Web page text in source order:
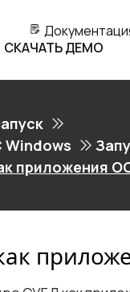
СКАЧАТЬ ДЕМО
Windows
приложения